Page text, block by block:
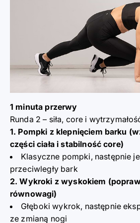
1 minuta przerwy
Runda 2 – siła, core i
1. Pompki z klepnięciem barku
części ciała i stabilność core)
Klasyczne pompki, następnie
przeciwległy bark
2. Wykroki z wyskokiem
równowagi)
Głęboki wykrok, następnie
ze zmianą nogi